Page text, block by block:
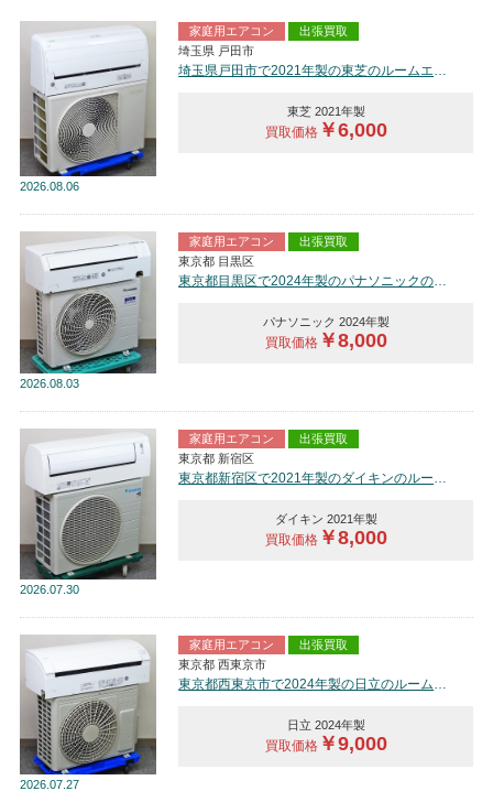
2026 08.06
家庭用エアコン
出張買取
埼玉県 戸田市
東芝 2021年製
買取価格￥6,000
2026 08.03
家庭用エアコン
出張買取
東京都 目黒区
東京都目黒区で2024年製のパナソニックのルームエアコン【中古品】を買取しました。
パナソニック 2024年製
買取価格￥8,000
2026 07.30
家庭用エアコン
出張買取
東京都 新宿区
ダイキン 2021年製
買取価格￥8,000
2026 07.27
家庭用エアコン
出張買取
東京都 西東京市
日立 2024年製
買取価格￥9,000